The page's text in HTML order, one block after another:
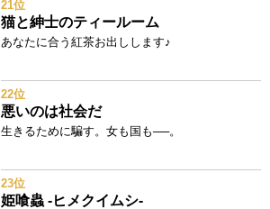
21位
猫と紳士のティールーム
あなたに合う紅茶お出しします♪
22位
悪いのは社会だ
生きるために騙す。女も国も──。
23位
姫喰蟲 -ヒメクイムシ-